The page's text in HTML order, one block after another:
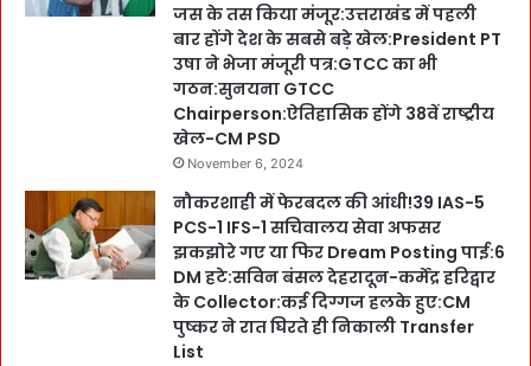
जस के तस किया मंजूर:उत्तराखंड में पहली
बार होंगे देश के सबसे बड़े खेल:President PT
उषा ने भेजा मंजूरी पत्र:GTCC का भी
गठन:सुनयना GTCC
Chairperson:ऐतिहासिक होंगे 38वें राष्ट्रीय
खेल-CM PSD
November 6, 2024
नौकरशाही में फेरबदल की आंधी!39 IAS-5
PCS-1 IFS-1 सचिवालय सेवा अफसर
झकझोरे गए या फिर Dream Posting पाई:6
DM हटे:सविन बंसल देहरादून-कर्मेंद्र हरिद्वार
के Collector:कई दिग्गज हलके हुए:CM
पुष्कर ने रात घिरते ही निकाली Transfer
List